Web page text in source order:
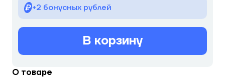
+2 бонусных рублей
В корзину
О товаре